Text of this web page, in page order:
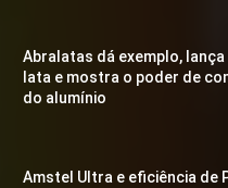
Abralatas dá exemplo, lança
lata e mostra o poder de
do alumínio
Amstel Ultra e eficiência de